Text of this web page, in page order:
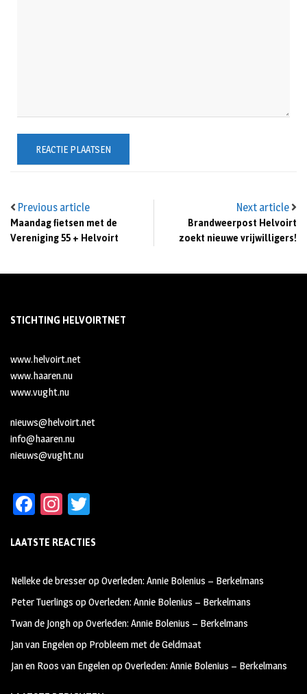
Previous article
Maandag fietsen met de
Vereniging 55 + Helvoirt
Next article
Brandweerpost Helvoirt
zoekt nieuwe vrijwilligers!
STICHTING HELVOIRTNET
www.helvoirt.net
www.haaren.nu
www.vught.nu
nieuws@helvoirt.net
info@haaren.nu
nieuws@vught.nu
Fa
b
oo
k
In
ag
m
tt
LAATSTE REACTIES
Nelleke de bresseropOverleden: Annie Bolenius – Berkelmans
Peter Tuerlings opOverleden: Annie Bolenius – Berkelmans
Twan de JonghopOverleden: Annie Bolenius – Berkelmans
Jan van Engelenop Probleem met de Geldmaat
Jan en Roos van EngelenopOverleden: Annie Bolenius – Berkelmans